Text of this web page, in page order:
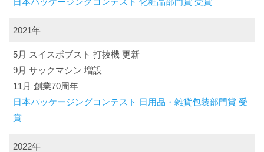
2021年
5月 スイスボブスト 打抜機 更新
9月 サックマシン 増設
11月 創業70周年
日本パッケージングコンテスト 日用品・雑貨包装部門賞 受
賞
2022年